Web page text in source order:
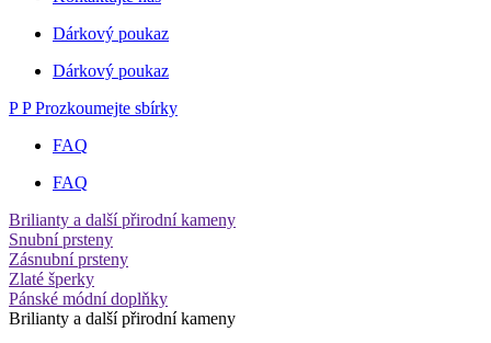
Dárkový poukaz
Dárkový poukaz
PPProzkoumejte sbírky
FAQ
FAQ
Brilianty a další přirodní kameny
Snubní prsteny
Zásnubní prsteny
Zlaté šperky
Pánské módní doplňky
Brilianty a další přirodní kameny